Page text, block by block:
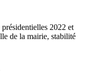
2022 et
de la mairie, stabilité